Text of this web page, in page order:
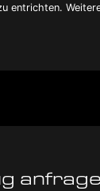
entrichten.